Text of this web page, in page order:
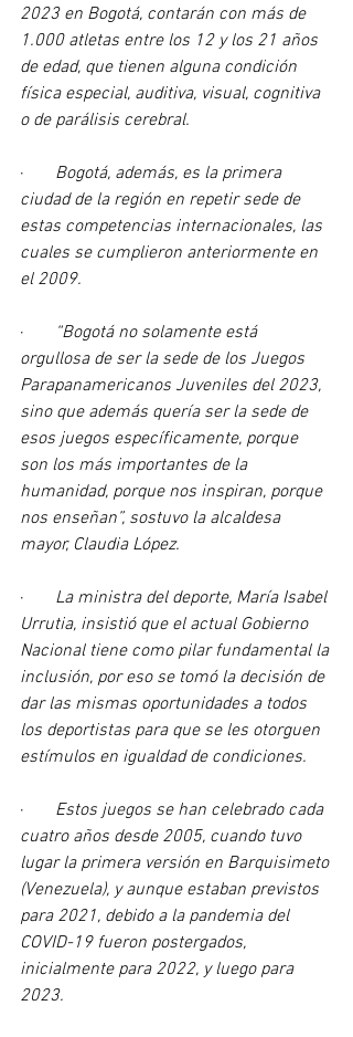
2023 en Bogotá, contarán con más de
1.000 atletas entre los 12 y los 21 años
de edad, que tienen alguna condición
física especial, auditiva, visual, cognitiva
o de parálisis cerebral.
· Bogotá, además, es la primera
ciudad de la región en repetir sede de
estas competencias internacionales, las
cuales se cumplieron anteriormente en
el 2009.
·
“Bogotá no solamente está
orgullosa de ser la sede de los Juegos
Parapanamericanos Juveniles del 2023,
sino que además quería ser la sede de
esos juegos específicamente, porque
son los más importantes de la
humanidad, porque nos inspiran, porque
nos enseñan”, sostuvo la alcaldesa
mayor, Claudia López.
· La ministra del deporte, María Isabel
Urrutia, insistió que el actual Gobierno
Nacional tiene como pilar fundamental la
inclusión, por eso se tomó la decisión de
dar las mismas oportunidades a todos
los deportistas para que se les otorguen
estímulos en igualdad de condiciones.
· Estos juegos se han celebrado cada
cuatro años desde 2005, cuando tuvo
lugar la primera versión en Barquisimeto
(Venezuela), y aunque estaban previstos
para 2021, debido a la pandemia del
COVID-19 fueron postergados,
inicialmente para 2022, y luego para
2023.